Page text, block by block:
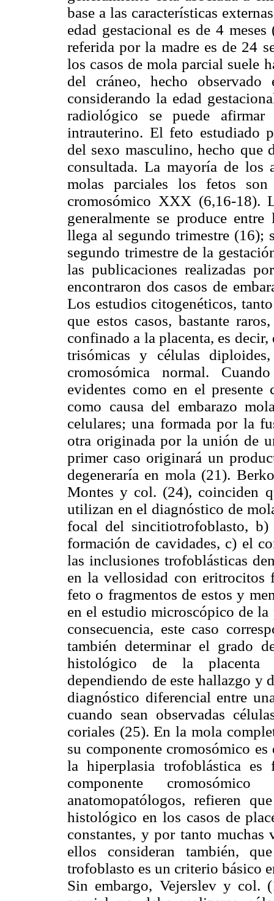
base a las características
edad gestacional es de 4
referida por la madre es de 24
los casos de mola parcial suele
del cráneo, hecho observado
considerando la edad
radiológico se puede
intrauterino. El feto estudiado
del sexo masculino, hecho
consultada. La mayoría de los
molas parciales los fetos
cromosómico XXX (6,16-18).
generalmente se produce
llega al segundo trimestre (16);
segundo trimestre de la
las publicaciones realizadas
encontraron dos casos de
Los estudios citogenéticos,
que estos casos, bastante
confinado a la placenta, es
trisómicas y células
cromosómica normal.
evidentes como en el
como causa del embarazo
celulares; una formada por la
otra originada por la unión de
primer caso originará un
degeneraría en mola (21).
Montes y col. (24), coinciden
utilizan en el diagnóstico de
focal del sincitiotrofoblasto,
formación de cavidades, c) el
las inclusiones trofoblásticas
en la vellosidad con eritrocitos
feto o fragmentos de estos y
en el estudio microscópico de la
consecuencia, este caso
también determinar el grado
histológico de la placenta
dependiendo de este hallazgo y
diagnóstico diferencial entre
cuando sean observadas
coriales (25). En la mola
su componente cromosómico
la hiperplasia trofoblástica
componente
anatomopatólogos, refieren
histológico en los casos de
constantes, y por tanto muchas
ellos consideran también,
trofoblasto es un criterio básico
Sin embargo, Vejerslev y col.